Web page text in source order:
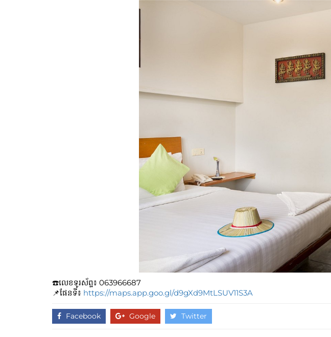
☎️លេខទូរស័ព្ទ៖​​ 063966687
📌ផែនទី៖ https://maps.app.goo.gl/d9gXd9MtLSUV11S3A
Facebook Google Twitter